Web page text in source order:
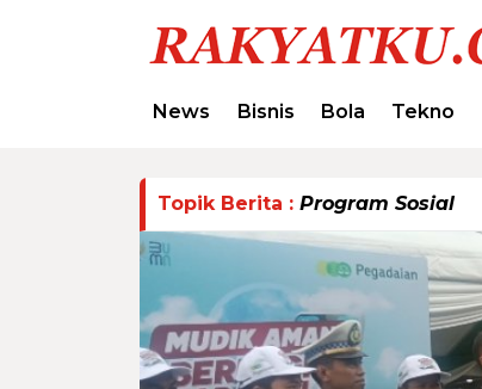
News Bisnis Bola Tekno
Topik Berita : Program Sosial